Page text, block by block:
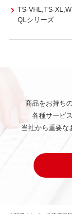
TS-VHL,TS-
QLシリーズ
商品をお持ち
各種サービ
当社から重要な